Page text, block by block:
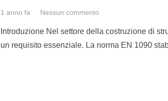
1 anno fa Nessun commento
Introduzione Nel settore della costruzione di
un requisito essenziale. La norma EN 1090